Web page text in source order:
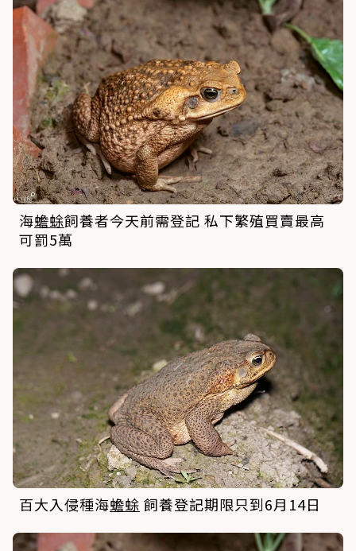
海蟾蜍飼養者今天前需登記 私下繁殖買賣最高
可罰5萬
百大入侵種海蟾蜍 飼養登記期限只到6月14日